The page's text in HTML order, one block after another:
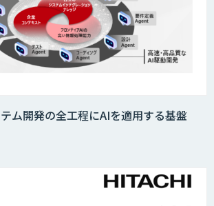
SaaS・サブスク向け収益管理プラット
フォーム「ソアスク」
ム開発の全工程にAIを適用する基盤